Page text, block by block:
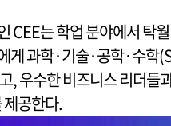
CEE는 학업 분야에서 탁
게 과학·기술·공학·수학
, 우수한 비즈니스 리더들
제공한다.